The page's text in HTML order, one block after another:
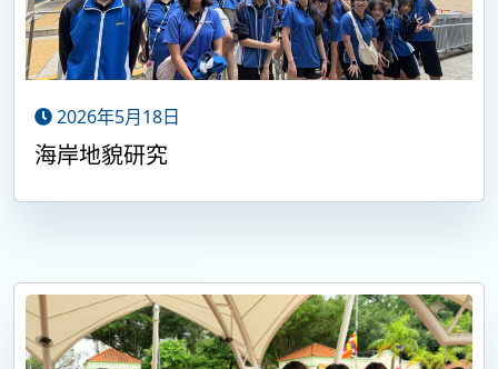
2026年5月18日
海岸地貌研究